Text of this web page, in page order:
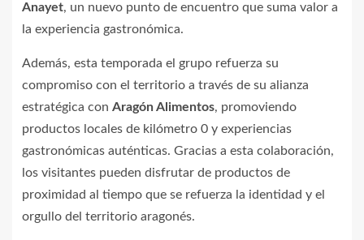
Anayet, un nuevo punto de encuentro que suma valor a
la experiencia gastronómica.
Además, esta temporada el grupo refuerza su
compromiso con el territorio a través de su alianza
estratégica con Aragón Alimentos, promoviendo
productos locales de kilómetro 0 y experiencias
gastronómicas auténticas. Gracias a esta colaboración,
los visitantes pueden disfrutar de productos de
proximidad al tiempo que se refuerza la identidad y el
orgullo del territorio aragonés.